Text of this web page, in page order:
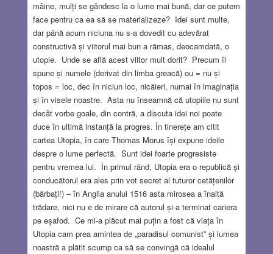
mâine, mulți se gândesc la o lume mai bună, dar ce putem
face pentru ca ea să se materializeze? Idei sunt multe,
dar până acum niciuna nu s-a dovedit cu adevărat
constructivă și viitorul mai bun a rămas, deocamdată, o
utopie. Unde se află acest viitor mult dorit? Precum îi
spune și numele (derivat din limba greacă) ou = nu și
topos = loc, dec în niciun loc, nicăieri, numai în imaginația
și în visele noastre. Asta nu înseamnă că utopiile nu sunt
decât vorbe goale, din contră, a discuta idei noi poate
duce în ultimă instanță la progres. În tinerețe am citit
cartea Utopia, în care Thomas Morus își expune ideile
despre o lume perfectă. Sunt idei foarte progresiste
pentru vremea lui. În primul rând, Utopia era o republică și
conducătorul era ales prin vot secret al tuturor cetățenilor
(bărbați!) – în Anglia anului 1516 asta mirosea a înaltă
trădare, nici nu e de mirare că autorul și-a terminat cariera
pe eșafod. Ce mi-a plăcut mai puțin a fost că viața în
Utopia cam prea amintea de „paradisul comunist” și lumea
noastră a plătit scump ca să se convingă că idealul